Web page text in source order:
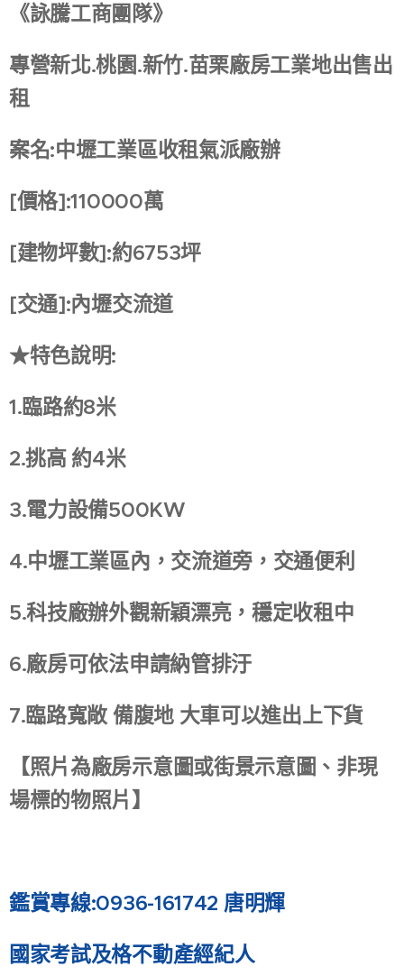
《詠騰工商團隊》
專營新北.桃園.新竹.苗栗廠房工業地出售出
租
案名:中壢工業區收租氣派廠辦
[價格]:110000萬
[建物坪數]:約6753坪
[交通]:內壢交流道
★特色說明:
1.臨路約8米
2.挑高 約4米
3.電力設備500KW
4.中壢工業區內，交流道旁，交通便利
5.科技廠辦外觀新穎漂亮，穩定收租中
6.廠房可依法申請納管排汙
7.臨路寬敞 備腹地 大車可以進出上下貨
【照片為廠房示意圖或街景示意圖、非現
場標的物照片】
鑑賞專線:0936-161742 唐明輝
國家考試及格不動產經紀人